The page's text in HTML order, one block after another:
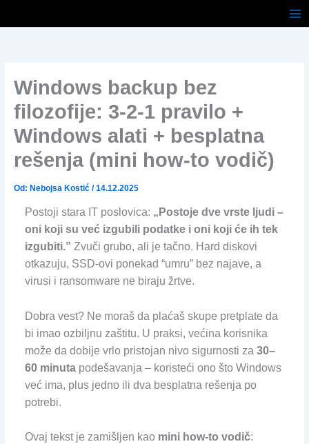
Windows backup bez
filozofije: 3-2-1 pravilo +
Windows alati + besplatna
rešenja (mini how-to vodič)
Od: Nebojsa Kostić /14.12.2025
Postoji stara IT poslovica: „Postoje dve vrste ljudi –
oni koji su već izgubili podatke i oni koji će ih tek
izgubiti.” Zvuči grubo, ali je tačno. Hard diskovi
otkazuju, SSD-ovi ponekad “umru” bez najave, a
virusi i ransomware ne biraju žrtve.
Dobra vest? Ne moraš da plaćaš skupe pretplate da
bi imao ozbiljnu zaštitu. U praksi, većina korisnika
može da dobije vrlo pristojan nivo sigurnosti za 30–
60 minutapodešavanja – koristeći ono što Windows
već ima, plus jedno ili dva besplatna rešenja po
potrebi.
Ovaj tekst je zamišljen kao mini how-to vodič: